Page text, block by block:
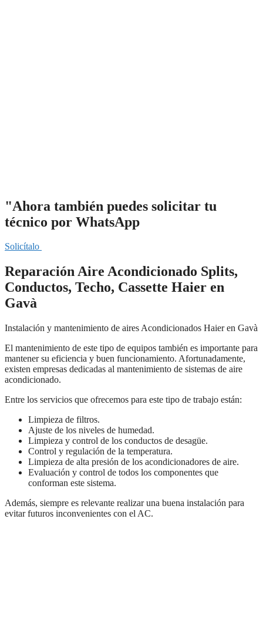
"Ahora también puedes solicitar tu
técnico por WhatsApp
Solicítalo
Reparación Aire Acondicionado Splits,
Conductos, Techo, Cassette Haier en
Gavà
Instalación y mantenimiento de aires Acondicionados Haier en Gavà
El mantenimiento de este tipo de equipos también es importante para
mantener su eficiencia y buen funcionamiento. Afortunadamente,
existen empresas dedicadas al mantenimiento de sistemas de aire
acondicionado.
Entre los servicios que ofrecemos para este tipo de trabajo están:
Limpieza de filtros.
Ajuste de los niveles de humedad.
Limpieza y control de los conductos de desagüe.
Control y regulación de la temperatura.
Limpieza de alta presión de los acondicionadores de aire.
Evaluación y control de todos los componentes que
conforman este sistema.
Además, siempre es relevante realizar una buena instalación para
evitar futuros inconvenientes con el AC.